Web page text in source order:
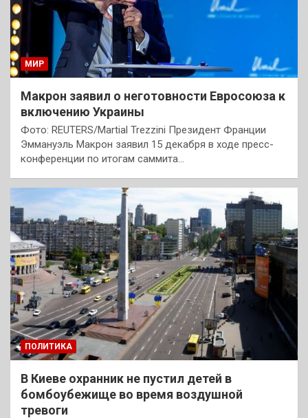
МИР
Макрон заявил о неготовности Евросоюза к
включению Украины
Фото: REUTERS/Martial Trezzini Президент Франции
Эммануэль Макрон заявил 15 декабря в ходе пресс-
конференции по итогам саммита…
ПОЛИТИКА
В Киеве охранник не пустил детей в
бомбоубежище во время воздушной
тревоги